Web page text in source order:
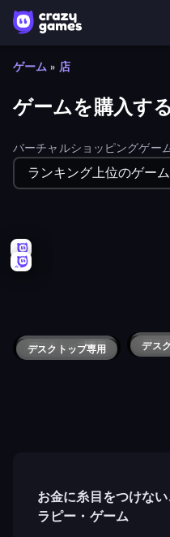
ゲーム » 店
ゲームを購入する
バーチャルショッピングゲー
り、他の人の買い物を無料で
ションゲームか、買い物客に
ランキング上位のゲーム
Fashion Store: Shop Tycoon
Sports Store: Idle Business Tycoon
Bar Rumble
Robo Shop デス
Tech
デスクトップ専用
Market Boss デス
デスクトップ専用
Go!Go! Market
お金に糸目をつけな
ラピー・ゲーム